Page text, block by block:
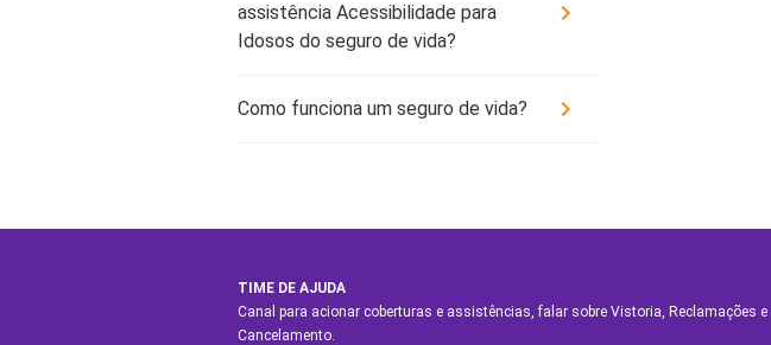
assistência Acessibilidade para
Idosos do seguro de vida?
Como funciona um seguro de vida?
TIME DE AJUDA
Canal para acionar coberturas e assistências, falar sobre Vistoria, Reclamações e
Cancelamento.